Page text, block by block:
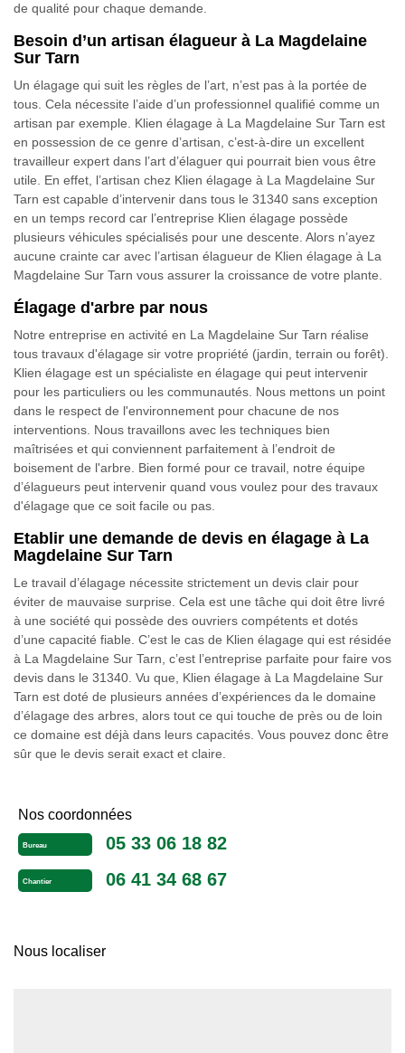
de qualité pour chaque demande.
Besoin d’un artisan élagueur à La Magdelaine
Sur Tarn
Un élagage qui suit les règles de l’art, n’est pas à la portée de
tous. Cela nécessite l’aide d’un professionnel qualifié comme un
artisan par exemple. Klien élagage à La Magdelaine Sur Tarn est
en possession de ce genre d’artisan, c’est-à-dire un excellent
travailleur expert dans l’art d’élaguer qui pourrait bien vous être
utile. En effet, l’artisan chez Klien élagage à La Magdelaine Sur
Tarn est capable d’intervenir dans tous le 31340 sans exception
en un temps record car l’entreprise Klien élagage possède
plusieurs véhicules spécialisés pour une descente. Alors n’ayez
aucune crainte car avec l’artisan élagueur de Klien élagage à La
Magdelaine Sur Tarn vous assurer la croissance de votre plante.
Élagage d'arbre par nous
Notre entreprise en activité en La Magdelaine Sur Tarn réalise
tous travaux d'élagage sir votre propriété (jardin, terrain ou forêt).
Klien élagage est un spécialiste en élagage qui peut intervenir
pour les particuliers ou les communautés. Nous mettons un point
dans le respect de l'environnement pour chacune de nos
interventions. Nous travaillons avec les techniques bien
maîtrisées et qui conviennent parfaitement à l’endroit de
boisement de l'arbre. Bien formé pour ce travail, notre équipe
d’élagueurs peut intervenir quand vous voulez pour des travaux
d'élagage que ce soit facile ou pas.
Etablir une demande de devis en élagage à La
Magdelaine Sur Tarn
Le travail d’élagage nécessite strictement un devis clair pour
éviter de mauvaise surprise. Cela est une tâche qui doit être livré
à une société qui possède des ouvriers compétents et dotés
d’une capacité fiable. C’est le cas de Klien élagage qui est résidée
à La Magdelaine Sur Tarn, c’est l’entreprise parfaite pour faire vos
devis dans le 31340. Vu que, Klien élagage à La Magdelaine Sur
Tarn est doté de plusieurs années d’expériences da le domaine
d’élagage des arbres, alors tout ce qui touche de près ou de loin
ce domaine est déjà dans leurs capacités. Vous pouvez donc être
sûr que le devis serait exact et claire.
Nos coordonnées
Bureau 05 33 06 18 82
Chantier 06 41 34 68 67
Nous localiser